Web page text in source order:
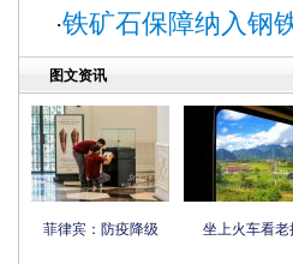
·铁矿石保障纳入钢
图文资讯
菲律宾：防疫降级 坐上火车看老